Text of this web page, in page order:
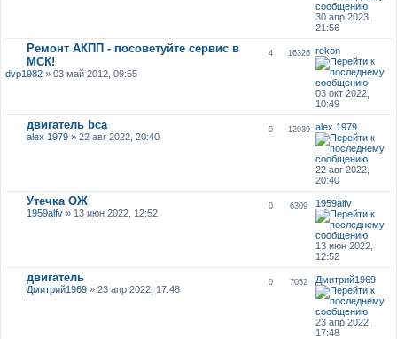
30 апр 2023,
21:56
Ремонт АКПП - посоветуйте сервис в
МСК!
dvp1982» 03 май 2012, 09:55
4 16326 rekon
03 окт 2022,
10:49
двигатель bca
alex 1979» 22 авг 2022, 20:40
0 12039 alex 1979
22 авг 2022,
20:40
Утечка ОЖ
1959alfv» 13 июн 2022, 12:52
0 6309 1959alfv
13 июн 2022,
12:52
двигатель
Дмитрий1969» 23 апр 2022, 17:48
0 7052 Дмитрий1969
23 апр 2022,
17:48